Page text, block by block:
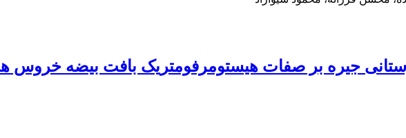
جیره بر صفات هیستومرفومتریک بافت بیضه خروس